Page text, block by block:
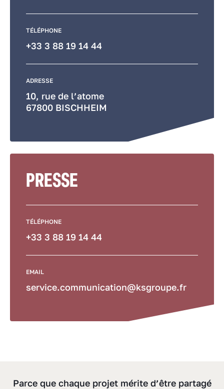
TÉLÉPHONE
+33 3 88 19 14 44
ADRESSE
10, rue de l’atome
67800 BISCHHEIM
PRESSE
TÉLÉPHONE
+33 3 88 19 14 44
EMAIL
service.communication@ksgroupe.fr
Parce que chaque projet mérite d’être partagé